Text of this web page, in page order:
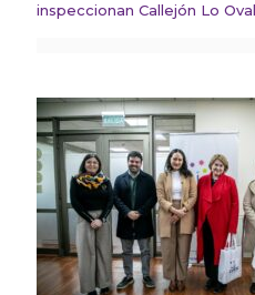
inspeccionan Callejón Lo